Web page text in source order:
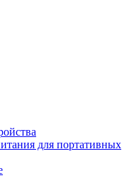
для портативных